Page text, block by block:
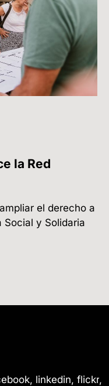
la Red
el derecho a
Social y Solidaria
, linkedin, flickr,